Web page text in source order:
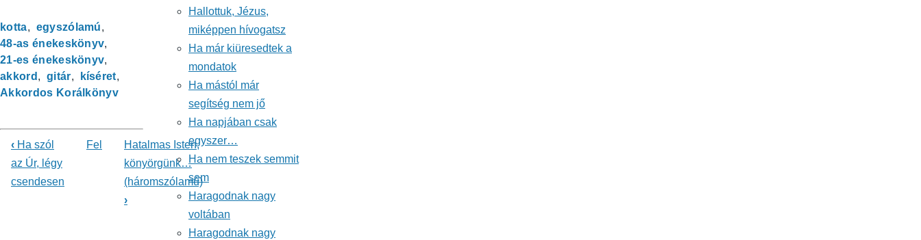
kotta
egyszólamú
48-as énekeskönyv
21-es énekeskönyv
akkord
gitár
kíséret
Akkordos Korálkönyv
Könyv
kereszthivatkozásai
‹ Ha szól
az Úr, légy
csendesen
Fel
Hatalmas Isten,
könyörgünk…
(háromszólamú)
›
Hallottuk, Jézus,
miképpen hívogatsz
Ha már kiüresedtek a
mondatok
Ha mástól már
segítség nem jő
Ha napjában csak
egyszer…
Ha nem teszek semmit
sem
Haragodnak nagy
voltában
Haragodnak nagy